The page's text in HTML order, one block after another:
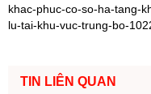
khac-phuc-co-so-ha-tang-
lu-tai-khu-vuc-trung-bo-
TIN LIÊN QUAN